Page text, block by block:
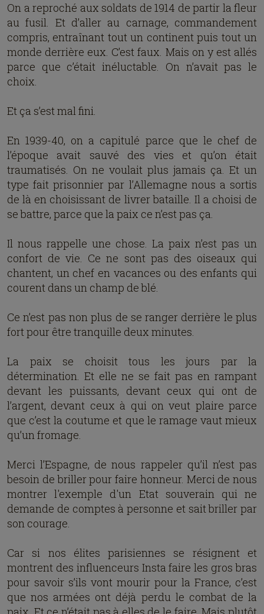
On a reproché aux soldats de 1914 de partir la fleur
au fusil. Et d’aller au carnage, commandement
compris, entraînant tout un continent puis tout un
monde derrière eux. C’est faux. Mais on y est allés
parce que c’était inéluctable. On n’avait pas le
choix.
Et ça s’est mal fini.
En 1939-40, on a capitulé parce que le chef de
l’époque avait sauvé des vies et qu’on était
traumatisés. On ne voulait plus jamais ça. Et un
type fait prisonnier par l’Allemagne nous a sortis
de là en choisissant de livrer bataille. Il a choisi de
se battre, parce que la paix ce n’est pas ça.
Il nous rappelle une chose. La paix n’est pas un
confort de vie. Ce ne sont pas des oiseaux qui
chantent, un chef en vacances ou des enfants qui
courent dans un champ de blé.
Ce n’est pas non plus de se ranger derrière le plus
fort pour être tranquille deux minutes.
La paix se choisit tous les jours par la
détermination. Et elle ne se fait pas en rampant
devant les puissants, devant ceux qui ont de
l’argent, devant ceux à qui on veut plaire parce
que c’est la coutume et que le ramage vaut mieux
qu’un fromage.
Merci l’Espagne, de nous rappeler qu’il n’est pas
besoin de briller pour faire honneur. Merci de nous
montrer l'exemple d'un Etat souverain qui ne
demande de comptes à personne et sait briller par
son courage.
Car si nos élites parisiennes se résignent et
montrent des influenceurs Insta faire les gros bras
pour savoir s’ils vont mourir pour la France, c’est
que nos armées ont déjà perdu le combat de la